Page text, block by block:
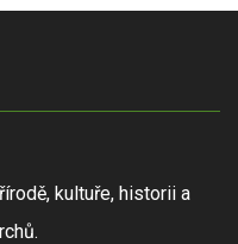
kultuře, historii a